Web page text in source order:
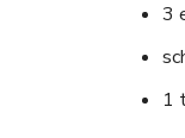
3
1